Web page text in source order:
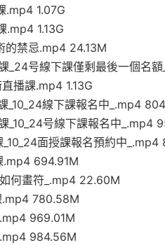
.mp4 1.07G
.mp4 1.13G
的禁忌.mp4 24.13M
_24号線下課僅剩最後一個名
播課.mp4 1.13G
_10_24線下課報名中_.mp4
_10_24号線下課報名中_.mp4
面授課報名預約中
.mp4 694.91M
何畫符_.mp4 22.60M
.mp4 780.58M
969.01M
984.56M